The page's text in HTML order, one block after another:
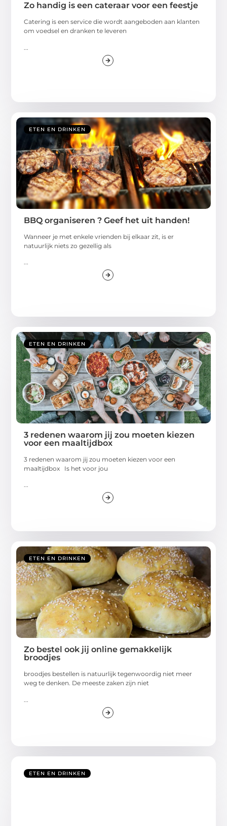
Zo handig is een cateraar voor een feestje
Catering is een service die wordt aangeboden aan klanten
om voedsel en dranken te leveren
ETEN EN DRINKEN
BBQ organiseren ? Geef het uit handen!
Wanneer je met enkele vrienden bij elkaar zit, is er
natuurlijk niets zo gezellig als
ETEN EN DRINKEN
3 redenen waarom jij zou moeten kiezen
voor een maaltijdbox
3 redenen waarom jij zou moeten kiezen voor een
maaltijdbox Is het voor jou
...
ETEN EN DRINKEN
Zo bestel ook jij online gemakkelijk
broodjes
broodjes bestellen is natuurlijk tegenwoordig niet meer
weg te denken. De meeste zaken zijn niet
ETEN EN DRINKEN